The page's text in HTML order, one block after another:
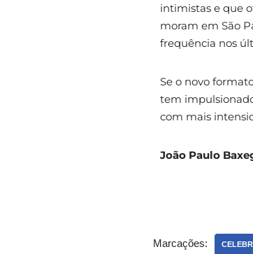
intimistas e que
moram em São
frequência nos
Se o novo
tem
com mais
João Paulo
Marcações: